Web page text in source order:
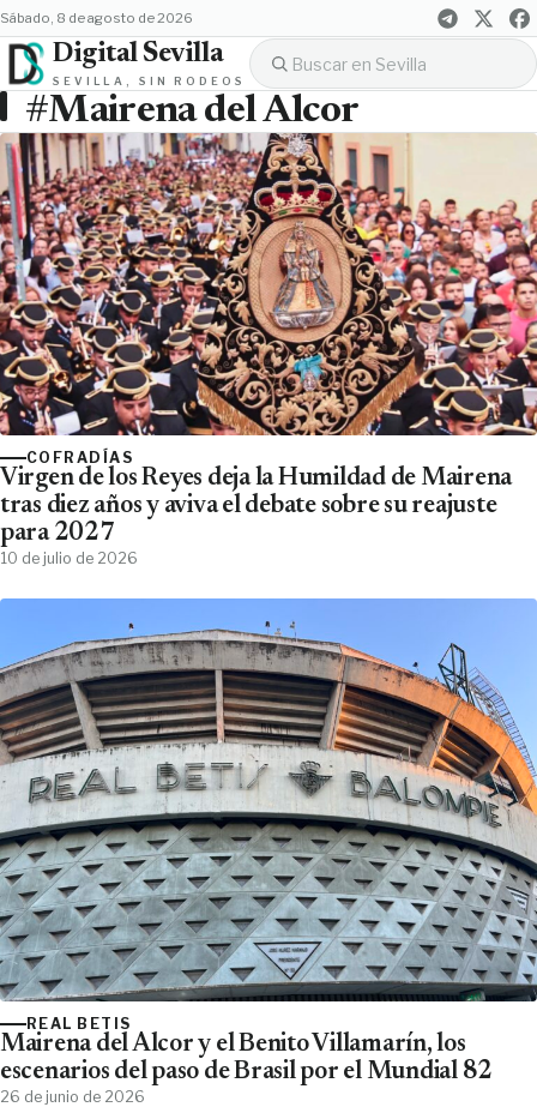
sábado, 8 de agosto de 2026
Digital Sevilla
SEVILLA, SIN RODEOS
#Mairena del Alcor
COFRADÍAS
Virgen de los Reyes deja la Humildad de Mairena
tras diez años y aviva el debate sobre su reajuste
para 2027
10 de julio de 2026
REAL BETIS
Mairena del Alcor y el Benito Villamarín, los
escenarios del paso de Brasil por el Mundial 82
26 de junio de 2026